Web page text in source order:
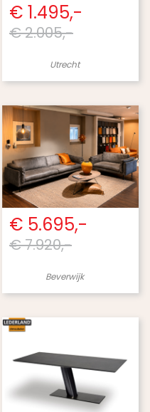
€ 1.495,-
€ 2.005,-
Utrecht
€ 5.695,-
€ 7.920,-
Beverwijk